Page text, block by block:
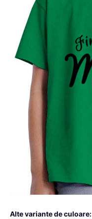
Alte variante de culoare: